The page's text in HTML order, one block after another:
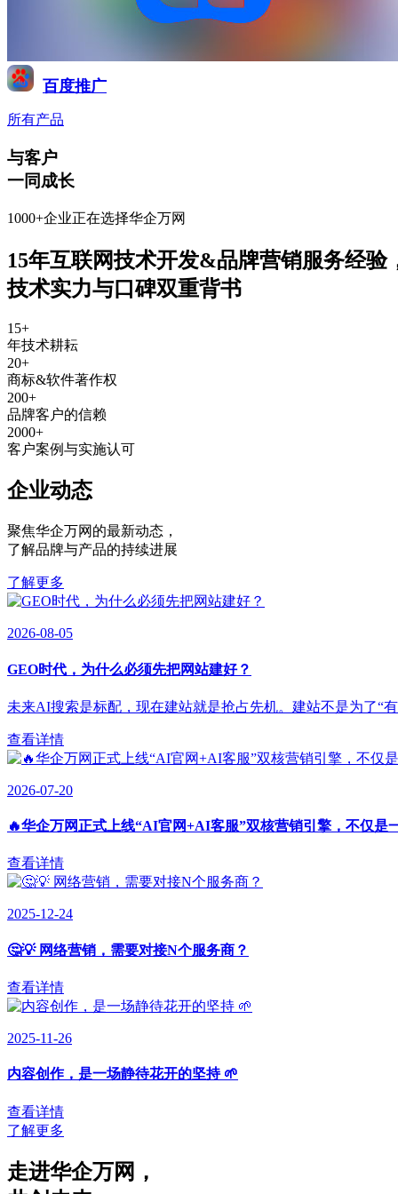
百度推广
所有产品
与客户
一同成长
1000+企业正在选择华企万网
15年互联网技术开发&品牌营销服务经验
技术实力与口碑双重背书
15+
年技术耕耘
20+
商标&软件著作权
200+
品牌客户的信赖
2000+
客户案例与实施认可
企业动态
聚焦华企万网的最新动态 ，
了解品牌与产品的持续进展
了解更多
2026-08-05
GEO时代，为什么必须先把网站建好？
未来AI搜索是标配，现在建站就是抢占先机。建站不是为了“
查看详情
2026-07-20
🔥华企万网正式上线“AI官网+AI客服”双核营销引擎，不仅是
查看详情
2025-12-24
🤔💡 网络营销，需要对接N个服务商？
查看详情
2025-11-26
内容创作，是一场静待花开的坚持 🌱
查看详情
了解更多
走进华企万网 ，